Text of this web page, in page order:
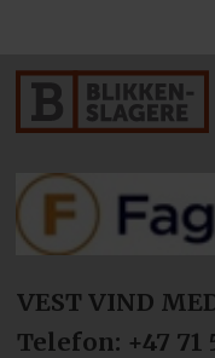
VEST VIND
Telefon: +47 71